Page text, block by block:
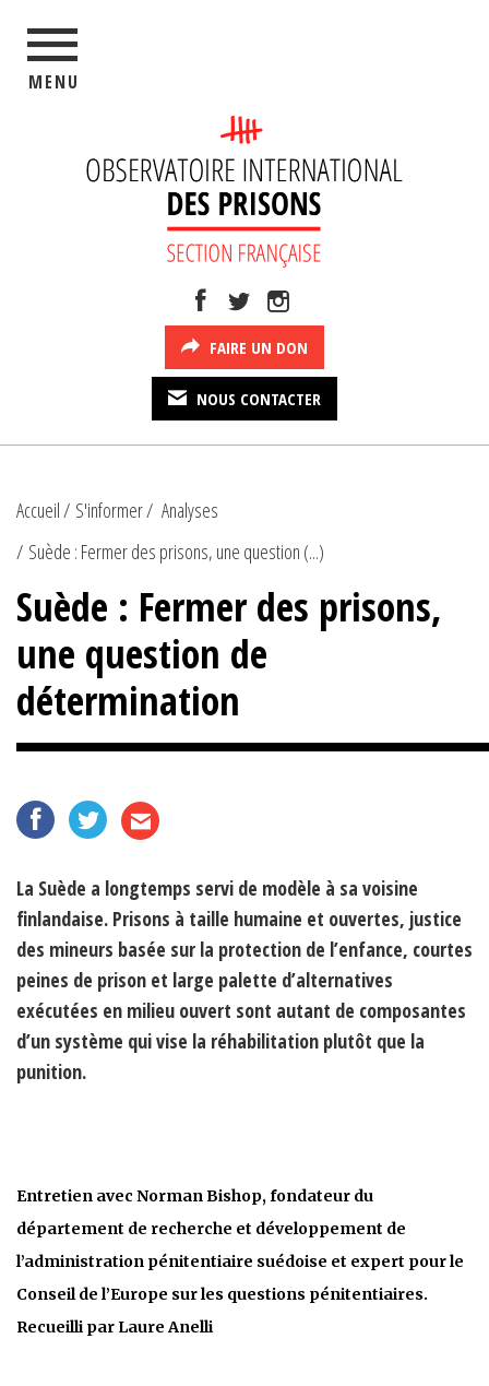
MENU
FAIRE UN DON
NOUS CONTACTER
Accueil S'informer
Analyses
Suède : Fermer des prisons, une question (...)
Suède : Fermer des prisons,
une question de
détermination
La Suède a longtemps servi de modèle à sa voisine
finlandaise. Prisons à taille humaine et ouvertes, justice
des mineurs basée sur la protection de l’enfance, courtes
peines de prison et large palette d’alternatives
exécutées en milieu ouvert sont autant de composantes
d’un système qui vise la réhabilitation plutôt que la
punition.
Entretien avec Norman Bishop, fondateur du
département de recherche et développement de
l’administration pénitentiaire suédoise et expert pour le
Conseil de l’Europe sur les questions pénitentiaires.
Recueilli par Laure Anelli